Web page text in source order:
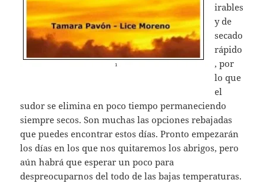
irables
y de
secado
rápido
, por
lo que
el
sudor se elimina en poco tiempo permaneciendo
siempre secos. Son muchas las opciones rebajadas
que puedes encontrar estos días. Pronto empezarán
los días en los que nos quitaremos los abrigos, pero
aún habrá que esperar un poco para
despreocuparnos del todo de las bajas temperaturas.